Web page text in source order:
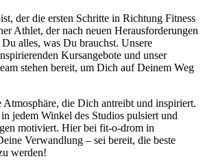
der die ersten Schritte in Richtung Fitness
Athlet, der nach neuen Herausforderungen
alles, was Du brauchst. Unsere
Kursangebote und unser
stehen bereit, um Dich auf Deinem Weg
Atmosphäre, die Dich antreibt und inspiriert.
jedem Winkel des Studios pulsiert und
motiviert. Hier bei fit-o-drom in
Verwandlung – sei bereit, die beste
werden!